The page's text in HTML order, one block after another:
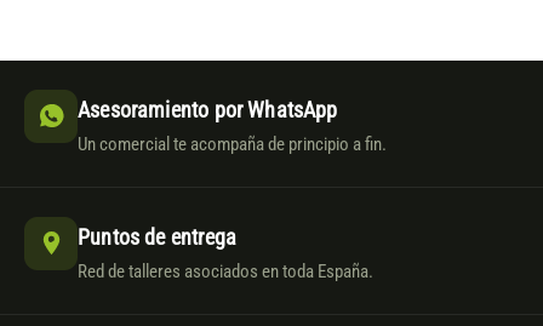
Asesoramiento por WhatsApp
Un comercial te acompaña de principio a fin.
Puntos de entrega
Red de talleres asociados en toda España.